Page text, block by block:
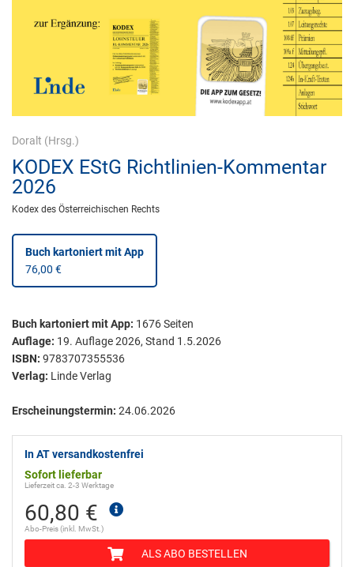
Doralt (Hrsg.)
KODEX EStG Richtlinien-Kommentar
2026
Kodex des Österreichischen Rechts
Buch kartoniertmit App
76,00 €
Buch kartoniertmit App: 1676Seiten
Auflage: 19. Auflage 2026, Stand 1.5.2026
ISBN: 9783707355536
Verlag: Linde Verlag
Erscheinungstermin: 24.06.2026
In AT versandkostenfrei
Sofort lieferbar
Lieferzeit ca. 2-3 Werktage
60,80 €
Abo-Preis (inkl. MwSt.)
ALS ABO BESTELLEN